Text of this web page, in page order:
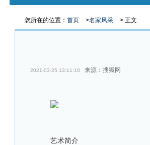
您所在的位置： 首页 >名家风采 > 正文
2021-03-25 13:11:10 来源：搜狐网
艺术简介